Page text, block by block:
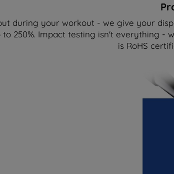
during your workout - we give your
250%. Impact testing isn't everything -
is RoHS